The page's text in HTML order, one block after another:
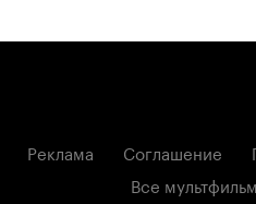
Реклама Соглашение
Все